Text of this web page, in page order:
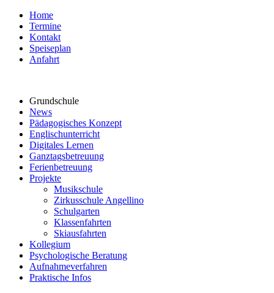
Home
Termine
Kontakt
Speiseplan
Anfahrt
Grundschule
News
Pädagogisches Konzept
Englischunterricht
Digitales Lernen
Ganztagsbetreuung
Ferienbetreuung
Projekte
Musikschule
Zirkusschule Angellino
Schulgarten
Klassenfahrten
Skiausfahrten
Kollegium
Psychologische Beratung
Aufnahmeverfahren
Praktische Infos